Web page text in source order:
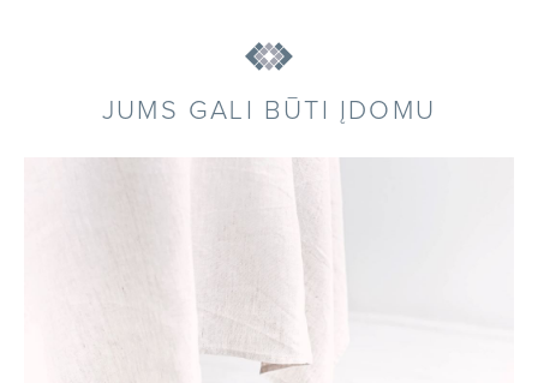
JUMS GALI BŪTI ĮDOMU